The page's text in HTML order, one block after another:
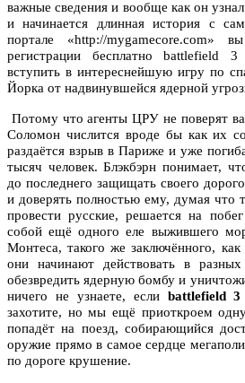
важные сведения и вообще как он
и начинается длинная история с
портале «http://mygamecore.com»
регистрации бесплатно battlefield
вступить в интереснейшую игру по
Йорка от надвинувшейся ядерной
Потому что агенты ЦРУ не поверят
Соломон числится вроде бы как их
раздаётся взрыв в Париже и уже
тысяч человек. Блэкбэрн понимает,
до последнего защищать своего
и доверять полностью ему, думая что
провести русские, решается на
собой ещё одного еле выжившего
Монтеса, такого же заключённого,
они начинают действовать в
обезвредить ядерную бомбу и
ничего не узнаете, еслиbattlefield 3
захотите, но мы ещё приоткроем
попадёт на поезд, собирающийся
оружие прямо в самое сердце
по дороге крушение.